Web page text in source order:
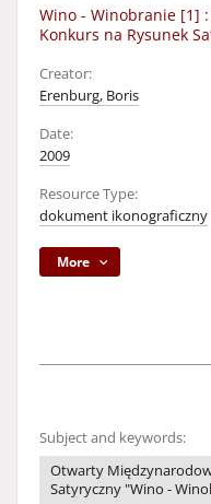
Wino - Winobranie [1]
Konkurs na Rysunek
Creator:
Erenburg, Boris
Date:
2009
Resource Type:
dokument ikonograficzny
More
Subject and keywords:
Otwarty
Satyryczny "Wino -